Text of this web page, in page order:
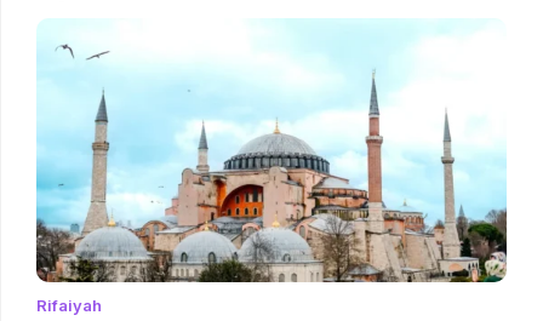
Rifaiyah